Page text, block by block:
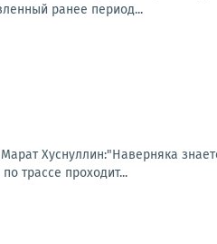
ранее период...
Хуснуллин:"Наверняка
трассе проходит...